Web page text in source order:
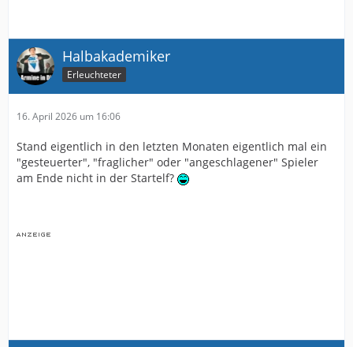
Halbakademiker
Erleuchteter
16. April 2026 um 16:06
Stand eigentlich in den letzten Monaten eigentlich mal ein
"gesteuerter", "fraglicher" oder "angeschlagener" Spieler
am Ende nicht in der Startelf?